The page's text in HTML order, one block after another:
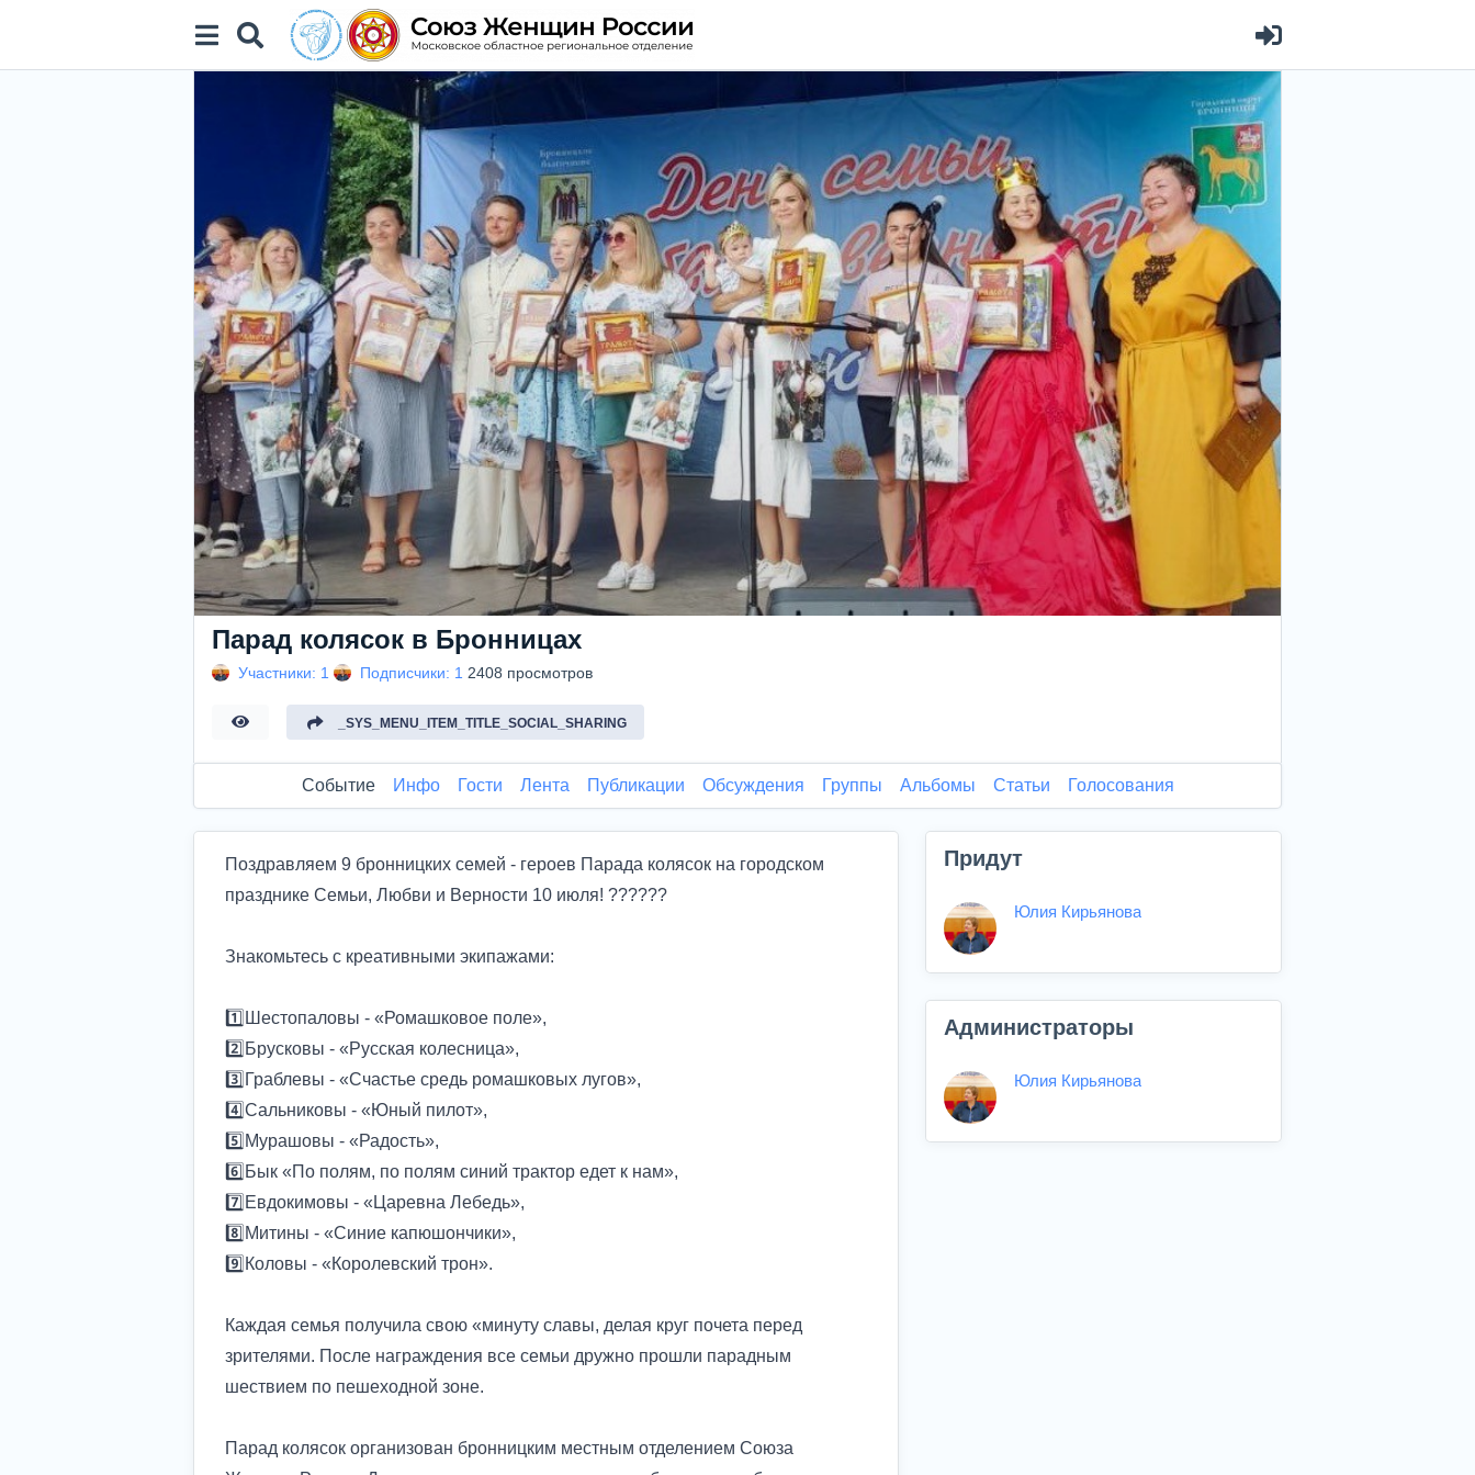
Парад колясок в Бронницах
Участники: 1 Подписчики: 1 2408 просмотров
_SYS_MENU_ITEM_TITLE_SOCIAL_SHARING
Событие Инфо Гости Лента Публикации Обсуждения Группы Альбомы Статьи Голосования
Поздравляем 9 бронницких семей - героев Парада колясок на городском
празднике Семьи, Любви и Верности 10 июля! ?‍?‍?‍???
Знакомьтесь с креативными экипажами:
1️⃣Шестопаловы - «Ромашковое поле»,
2️⃣Брусковы - «Русская колесница»,
3️⃣Граблевы - «Счастье средь ромашковых лугов»,
4️⃣Сальниковы - «Юный пилот»,
5️⃣Мурашовы - «Радость»,
6️⃣Бык «По полям, по полям синий трактор едет к нам»,
7️⃣Евдокимовы - «Царевна Лебедь»,
8️⃣Митины - «Синие капюшончики»,
9️⃣Коловы - «Королевский трон».
Каждая семья получила свою «минуту славы, делая круг почета перед
зрителями. После награждения все семьи дружно прошли парадным
шествием по пешеходной зоне.
Парад колясок организован бронницким местным отделением Союза
Придут
Юлия Кирьянова
Администраторы
Юлия Кирьянова